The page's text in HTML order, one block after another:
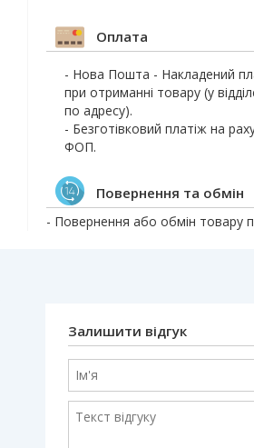
Оплата
- Нова Пошта - Накладений
при отриманні товару (у
по адресу).
- Безготівковий платіж на
ФОП.
Повернення та обмін
- Повернення або обмін товару
Залишити відгук